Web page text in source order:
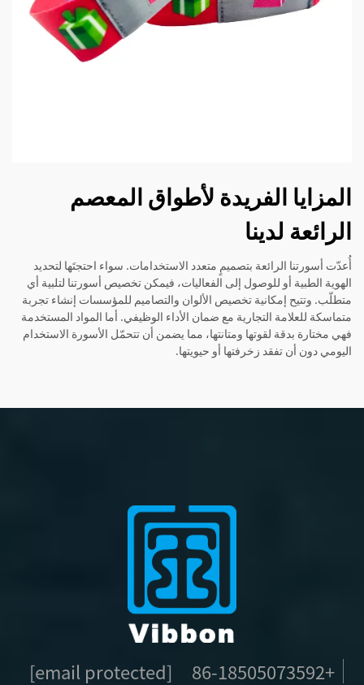
المزايا الفريدة لأطواق المعصم
الرائعة لدينا
أُعدّت أسورتنا الرائعة بتصميمٍ متعدد الاستخدامات. سواء احتجتَها لتحديد
الهوية الطبية أو للوصول إلى الفعاليات، فيمكن تخصيص أسورتنا لتلبية أي
متطلّب. وتتيح إمكانية تخصيص الألوان والتصاميم للمؤسسات إنشاء تجربة
متماسكة للعلامة التجارية مع ضمان الأداء الوظيفي. أما المواد المستخدمة
فهي مختارة بدقة لقوتها ومتانتها، مما يضمن أن تتحمّل الأسورة الاستخدام
اليومي دون أن تفقد زخرفتها أو حيويتها.
+86-18505073592
[email protected]